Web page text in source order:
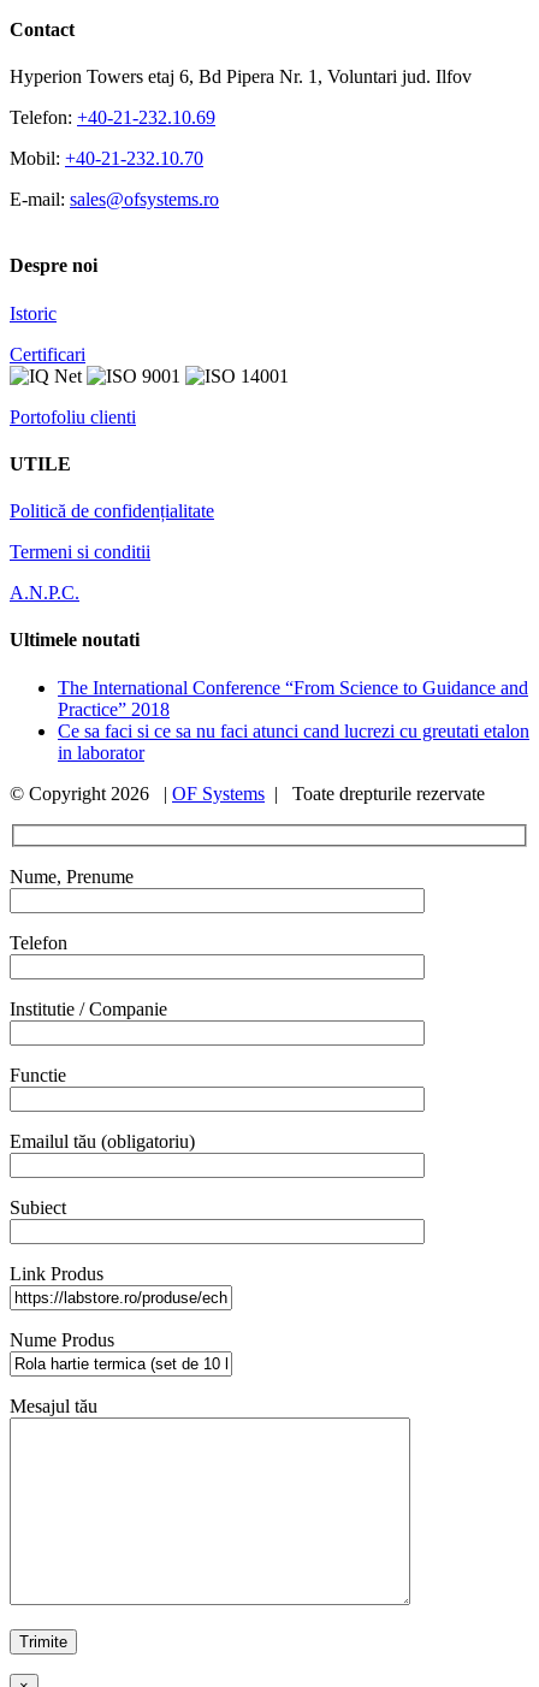
Contact
Hyperion Towers etaj 6, Bd Pipera Nr. 1, Voluntari jud. Ilfov
Telefon: +40-21-232.10.69
Mobil: +40-21-232.10.70
E-mail: sales@ofsystems.ro
Despre noi
Istoric
Certificari
Portofoliu clienti
UTILE
Politică de confidențialitate
Termeni si conditii
A.N.P.C.
Ultimele noutati
The International Conference “From Science to Guidance and
Practice” 2018
Ce sa faci si ce sa nu faci atunci cand lucrezi cu greutati etalon
in laborator
© Copyright 2026 | OF Systems | Toate drepturile rezervate
Nume, Prenume
Telefon
Institutie / Companie
Functie
Emailul tău (obligatoriu)
Subiect
Link Produs
Nume Produs
Mesajul tău